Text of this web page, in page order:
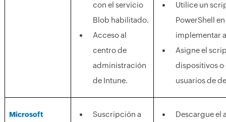
con el servicio
Blob habilitado.
Acceso al
centro de
administración
de Intune.
Utilice un
PowerShell
implementar
Asigne el
dispositivos o
usuarios de
Microsoft
Suscripción a
Descargue el